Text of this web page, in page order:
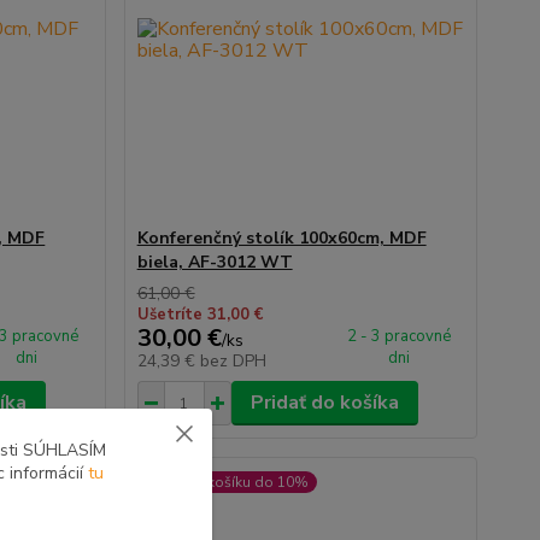
MDF
pracovné
dni
Konferenčný stolík 100x60cm, MDF
biela, AF-3012 WT
61,00 €
Ušetríte 31,00 €
30,00 €/ks
24,39 € bez DPH
2 - 3 pracovné
dni
Pridať do košíka
ZĽAVA v košíku do 10%
SÚHLASÍM
informáciítu